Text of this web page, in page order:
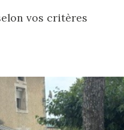
vos critères